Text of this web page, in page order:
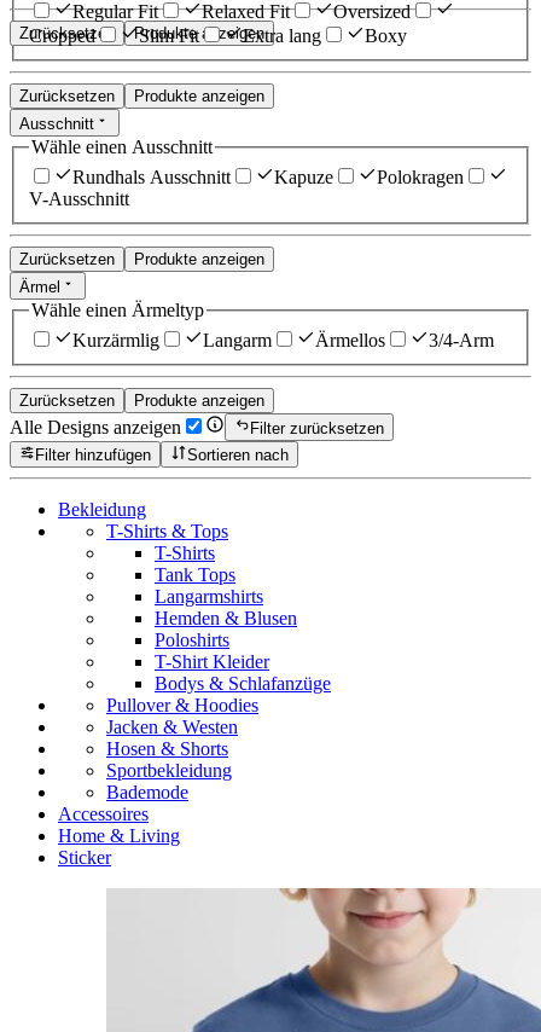
Zurücksetzen Produkte anzeigen
Regular Fit
Relaxed Fit
Oversized
Cropped
Slim Fit Extra lang Boxy
Zurücksetzen
Produkte anzeigen
Ausschnitt
Wähle einen Ausschnitt
Rundhals Ausschnitt
Kapuze
Polokragen
V-Ausschnitt
Zurücksetzen
Produkte anzeigen
Ärmel
Wähle einen Ärmeltyp
Kurzärmlig
Langarm Ärmellos 3/4-Arm
Zurücksetzen Produkte anzeigen
Alle Designs anzeigen
Filter zurücksetzen
Filter hinzufügen
Sortieren nach
Bekleidung
T-Shirts & Tops
T-Shirts
Tank Tops
Langarmshirts
Hemden & Blusen
Poloshirts
T-Shirt Kleider
Bodys & Schlafanzüge
Pullover & Hoodies
Jacken & Westen
Hosen & Shorts
Sportbekleidung
Bademode
Accessoires
Home & Living
Sticker